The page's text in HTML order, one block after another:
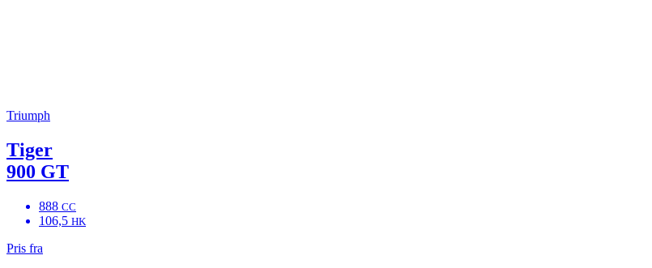
Triumph
Tiger
900 GT
888 CC
106,5 HK
Pris fra